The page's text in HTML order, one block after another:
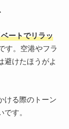
ートでリラッ
す。空港やフラ
避けたほうがよ
ける際のトーン
す。